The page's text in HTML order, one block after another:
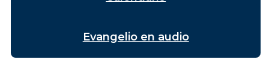
Evangelio en audio